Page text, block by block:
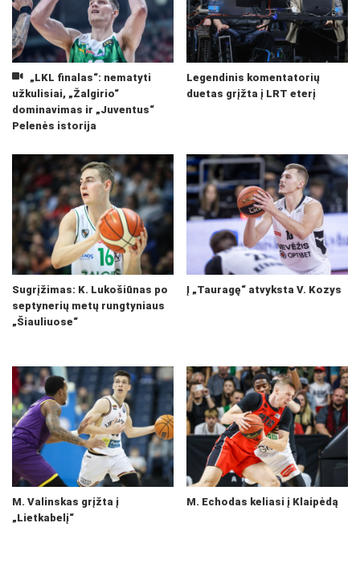
„LKL finalas“: nematyti
užkulisiai, „Žalgirio“
dominavimas ir „Juventus“
Pelenės istorija
Legendinis komentatorių
duetas grįžta į LRT eterį
Sugrįžimas: K. Lukošiūnas po
septynerių metų rungtyniaus
„Šiauliuose“
Į „Tauragę“ atvyksta V. Kozys
M. Valinskas grįžta į
„Lietkabelį“
M. Echodas keliasi į Klaipėdą